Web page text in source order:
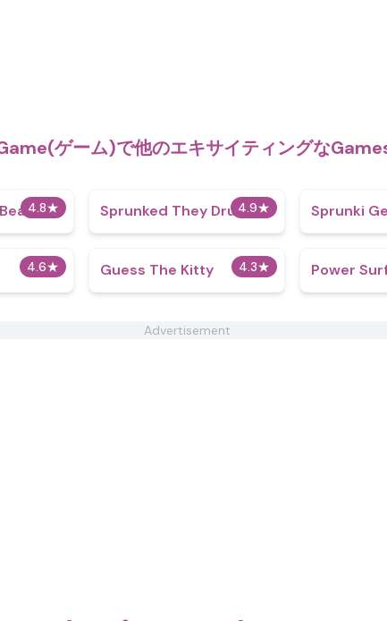
ゲーム)で他のエキサイティングな
4.8★ 4.9★
Sprunked They Drunk Sprunki
4.6★ 4.3★
Guess The Kitty Power
Advertisement